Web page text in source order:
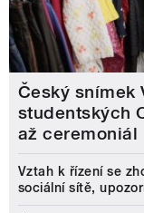
Český snímek
studentských
až ceremoniál
Vztah k řízení se
sociální sítě,